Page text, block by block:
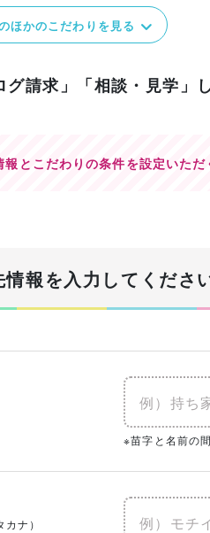
ほかのこだわりを見る
グ請求」「相談・見学」
報とこだわりの条件を設定いただ
報を入力してください
※苗字と名前の
カナ）